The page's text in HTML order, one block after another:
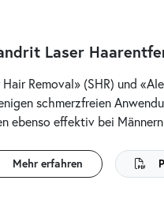
Laser
Removal» (SHR) und
schmerzfreien
ebenso effektiv bei
Mehr erfahren